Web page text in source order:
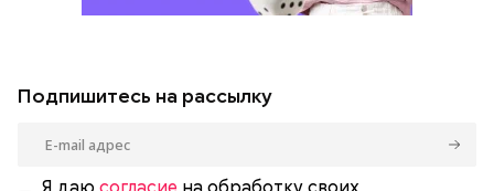
Подпишитесь на рассылку